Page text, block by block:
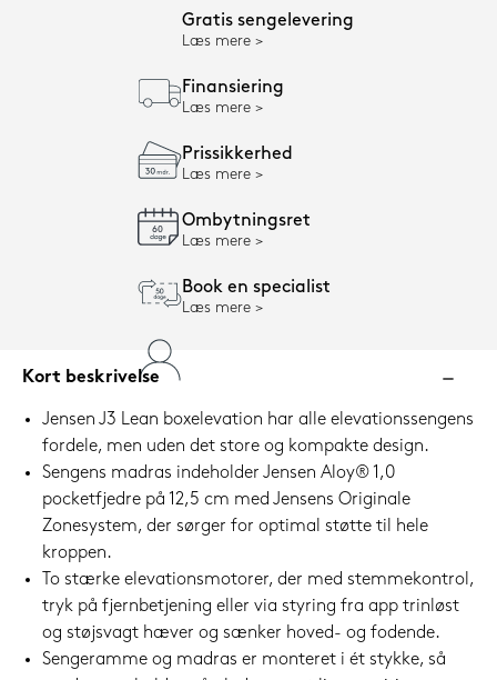
Gratis sengelevering
Læs mere
Finansiering
Læs mere
Prissikkerhed
Læs mere
Ombytningsret
Læs mere
Book en specialist
Læs mere
Kort beskrivelse
Jensen J3 Lean boxelevation har alle elevationssengens
fordele, men uden det store og kompakte design.
Sengens madras indeholder Jensen Aloy® 1,0
pocketfjedre på 12,5 cm med Jensens Originale
Zonesystem, der sørger for optimal støtte til hele
kroppen.
To stærke elevationsmotorer, der med stemmekontrol,
tryk på fjernbetjening eller via styring fra app trinløst
og støjsvagt hæver og sænker hoved- og fodende.
Sengeramme og madras er monteret i ét stykke, så